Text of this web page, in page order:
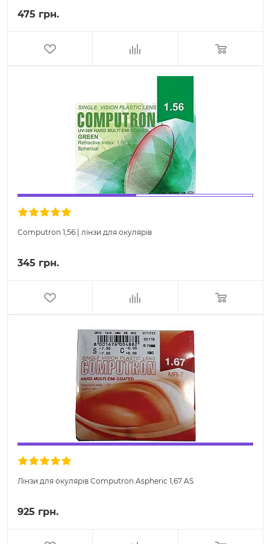
475 грн.
Computron 1,56 | лінзи для окулярів
345 грн.
Лінзи для окулярів Computron Aspheric 1,67 AS
925 грн.